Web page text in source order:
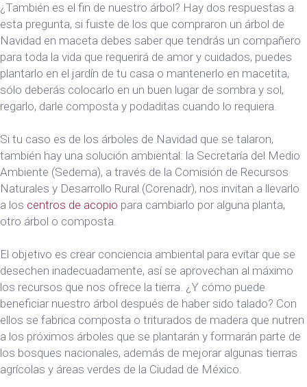
¿También es el fin de nuestro árbol? Hay dos respuestas a
esta pregunta, si fuiste de los que compraron un árbol de
Navidad en maceta debes saber que tendrás un compañero
para toda la vida que requerirá de amor y cuidados, puedes
plantarlo en el jardín de tu casa o mantenerlo en macetita,
sólo deberás colocarlo en un buen lugar de sombra y sol,
regarlo, darle composta y podaditas cuando lo requiera.
Si tu caso es de los árboles de Navidad que se talaron,
también hay una solución ambiental: la Secretaría del Medio
Ambiente (Sedema), a través de la Comisión de Recursos
Naturales y Desarrollo Rural (Corenadr), nos invitan a llevarlo
a los centros de acopio para cambiarlo por alguna planta,
otro árbol o composta.
El objetivo es crear conciencia ambiental para evitar que se
desechen inadecuadamente, así se aprovechan al máximo
los recursos que nos ofrece la tierra. ¿Y cómo puede
beneficiar nuestro árbol después de haber sido talado? Con
ellos se fabrica composta o triturados de madera que nutren
a los próximos árboles que se plantarán y formarán parte de
los bosques nacionales, además de mejorar algunas tierras
agrícolas y áreas verdes de la Ciudad de México.